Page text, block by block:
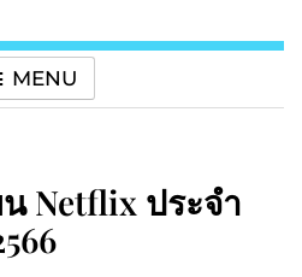
MENU
Netflix ประจำ